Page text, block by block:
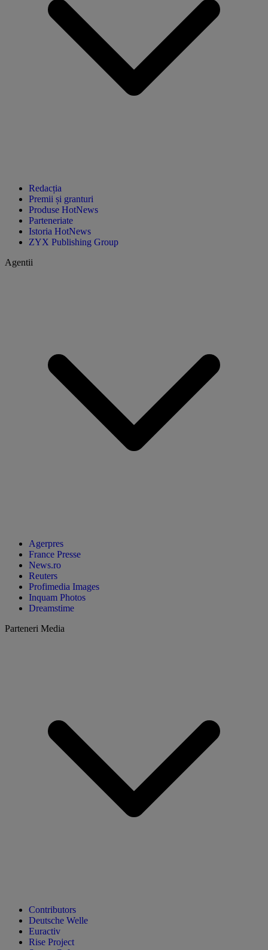
Redacția
Premii și granturi
Produse HotNews
Parteneriate
Istoria HotNews
ZYX Publishing Group
Agentii
Agerpres
France Presse
News.ro
Reuters
Profimedia Images
Inquam Photos
Dreamstime
Parteneri Media
Contributors
Deutsche Welle
Euractiv
Rise Project